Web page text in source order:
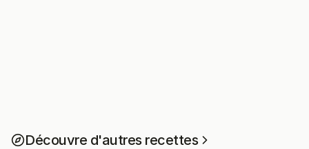
Découvre d'autres recettes